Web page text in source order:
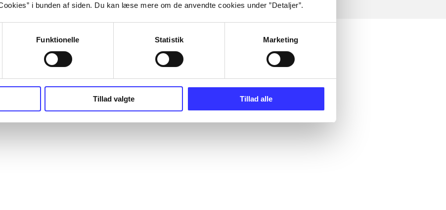
i bunden af siden. Du kan læse mere om de anvendte cookies under ”Detaljer”.
Funktionelle Statistik Marketing
Tillad valgte Tillad alle